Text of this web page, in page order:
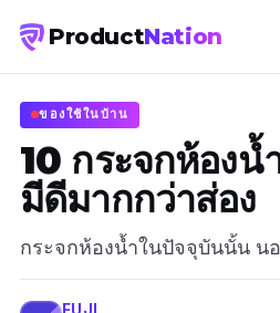
ProductNation
ของใช้ในบ้าน
10 กระจกห้อง
มีดีมากกว่าส่อง
กระจกห้องน้ำในปัจจุบันนั้น น
FUJI